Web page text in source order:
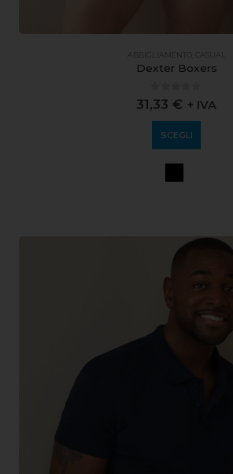
ABBIGLIAMENTO CASUAL
Dexter Boxers
0out of 5
31,33 € + IVA
SCEGLI